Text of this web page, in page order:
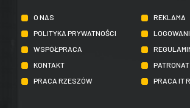
O NAS
REKLAMA
POLITYKA PRYWATNOŚCI
WSPÓŁPRACA
KONTAKT
PATRONAT
PRACA RZESZÓW
PRACA IT